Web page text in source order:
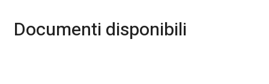
Documenti disponibili